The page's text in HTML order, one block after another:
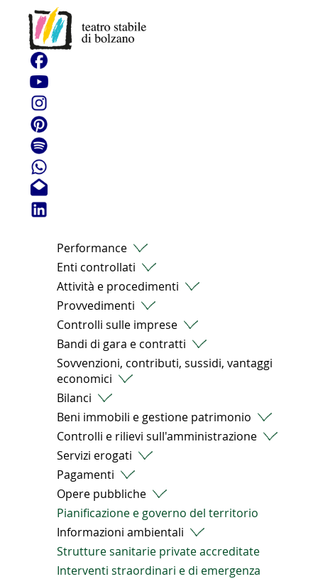
Performance
Enti controllati
Attività e procedimenti
Provvedimenti
Controlli sulle imprese
Bandi di gara e contratti
Sovvenzioni, contributi, sussidi, vantaggi
economici
Bilanci
Beni immobili e gestione patrimonio
Controlli e rilievi sull'amministrazione
Servizi erogati
Pagamenti
Opere pubbliche
Pianificazione e governo del territorio
Informazioni ambientali
Strutture sanitarie private accreditate
Interventi straordinari e di emergenza